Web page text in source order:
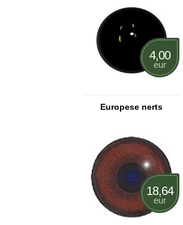
Europese nerts
4,00
eur
18,64
eur